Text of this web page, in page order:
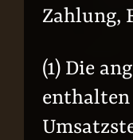
Zahlung,
(1) Die
enthalten